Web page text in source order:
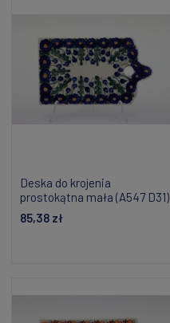
Deska do krojenia
prostokątna mała (A547 D31)
85,38 zł